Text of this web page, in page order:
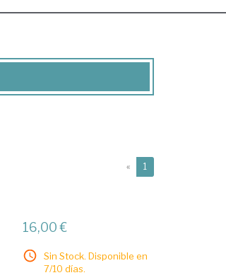
« 1
16,00 €
Sin Stock. Disponible en
7/10 días.